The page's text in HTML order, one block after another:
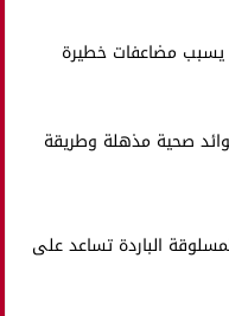
مضاعفات خطيرة
فوائد صحية مذهلة وطريقة
الباردة تساعد على